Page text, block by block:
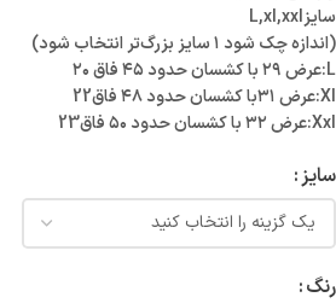
سایزL,xl,xxl
(اندازه چک شود ۱ سایز بزرگ‌تر انتخاب شود)
L:عرض ۲۹ با کشسان حدود ۴۵ فاق ۲۰
Xl:عرض ۳۱با کشسان حدود ۴۸ فاق22
Xxl:عرض ۳۲ با کشسان حدود ۵۰ فاق23
سایز
رنگ